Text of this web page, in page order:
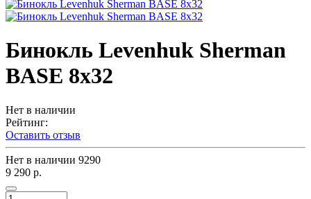
Бинокль Levenhuk Sherman
BASE 8x32
Нет в наличии
Рейтинг:
Оставить отзыв
Нет в наличии 9290
9 290 р.